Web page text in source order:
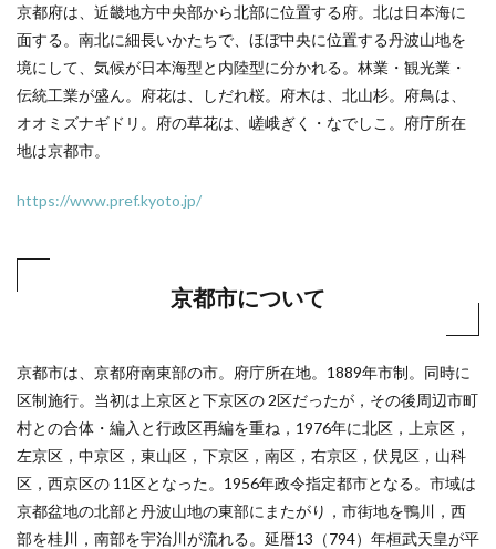
京都府は、近畿地方中央部から北部に位置する府。北は日本海に
面する。南北に細長いかたちで、ほぼ中央に位置する丹波山地を
境にして、気候が日本海型と内陸型に分かれる。林業・観光業・
伝統工業が盛ん。府花は、しだれ桜。府木は、北山杉。府鳥は、
オオミズナギドリ。府の草花は、嵯峨ぎく・なでしこ。府庁所在
地は京都市。
https://www.pref.kyoto.jp/
京都市について
京都市は、京都府南東部の市。府庁所在地。1889年市制。同時に
区制施行。当初は上京区と下京区の 2区だったが，その後周辺市町
村との合体・編入と行政区再編を重ね，1976年に北区，上京区，
左京区，中京区，東山区，下京区，南区，右京区，伏見区，山科
区，西京区の 11区となった。1956年政令指定都市となる。市域は
京都盆地の北部と丹波山地の東部にまたがり，市街地を鴨川，西
部を桂川，南部を宇治川が流れる。延暦13（794）年桓武天皇が平